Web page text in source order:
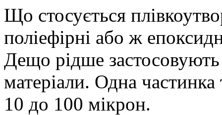
Що стосується
поліефірні або ж
Дещо рідше застосовують
матеріали. Одна
10 до 100 мікрон.